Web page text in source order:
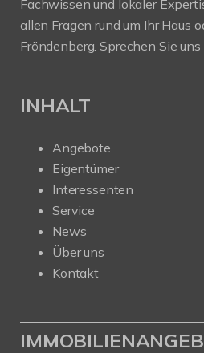
Fachwissen und lokaler
allen Fragen rund um Ihr Haus
Fröndenberg. Sprechen Sie
INHALT
Angebote
Eigentümer
Interessenten
Service
News
Über uns
Kontakt